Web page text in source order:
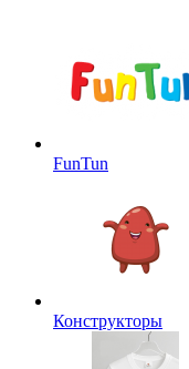
FunTun
Конструкторы